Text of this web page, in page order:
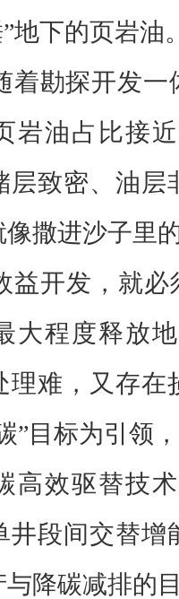
地下的页岩油
着勘探开发
岩油占比接近
层致密、油
撒进沙子里
益开发，就
大程度释放
理难，又存
”目标为引领
高效驱替技
井段间交替
降碳减排的